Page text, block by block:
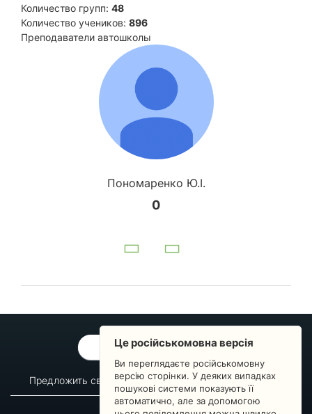
Количество групп: 48
Количество учеников: 896
Преподаватели автошколы
Пономаренко Ю.І.
0
ОБРАТНАЯ СВЯЗЬ
Предложить свой вопрос Статистика изменений
О сервисе Преподавателям
Це російськомовна версія
Ви переглядаєте російськомовну
версію сторінки. У деяких випадках
пошукові системи показують її
автоматично, але за допомогою